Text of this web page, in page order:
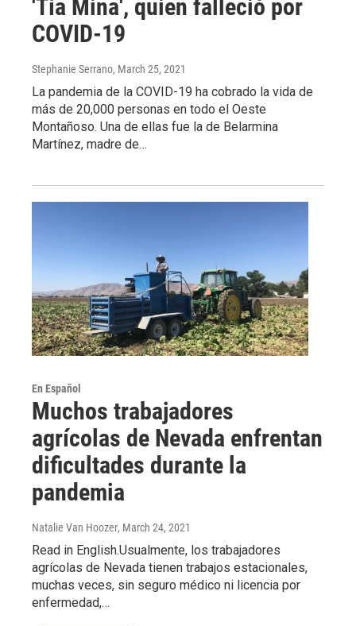
'Tía Mina', quien falleció por
COVID-19
Stephanie Serrano, March 25, 2021
La pandemia de la COVID-19 ha cobrado la vida de
más de 20,000 personas en todo el Oeste
Montañoso. Una de ellas fue la de Belarmina
Martínez, madre de…
En Español
Muchos trabajadores
agrícolas de Nevada enfrentan
dificultades durante la
pandemia
Natalie Van Hoozer, March 24, 2021
Read in English.Usualmente, los trabajadores
agrícolas de Nevada tienen trabajos estacionales,
muchas veces, sin seguro médico ni licencia por
enfermedad,…